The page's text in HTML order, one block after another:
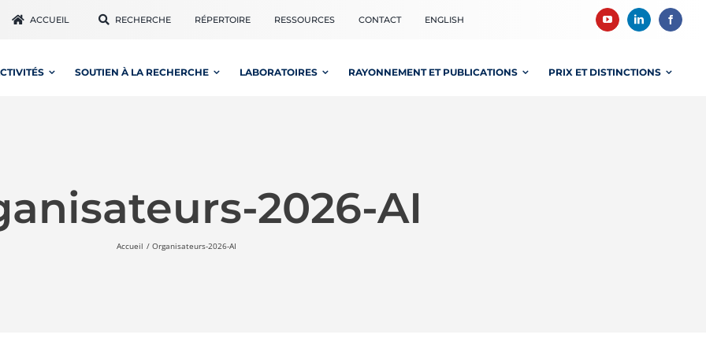
ACCUEIL RECHERCHE RÉPERTOIRE RESSOURCES CONTACT ENGLISH
SOUTIEN À LA RECHERCHE LABORATOIRES RAYONNEMENT ET PUBLICATIONS PRIX ET DISTINCTIONS
2026-AI
Accueil Organisateurs-2026-AI